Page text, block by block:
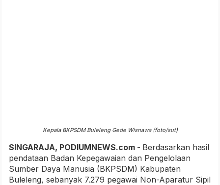
Kepala BKPSDM Buleleng Gede Wisnawa (foto/sut)
SINGARAJA, PODIUMNEWS.com - Berdasarkan hasil
pendataan Badan Kepegawaian dan Pengelolaan
Sumber Daya Manusia (BKPSDM) Kabupaten
Buleleng, sebanyak 7.279 pegawai Non-Aparatur Sipil